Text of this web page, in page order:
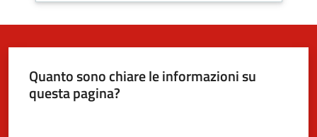
argomenti
Quanto sono chiare le informazioni su
questa pagina?